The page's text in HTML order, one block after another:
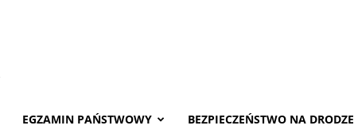
EGZAMIN PAŃSTWOWY BEZPIECZEŃSTWO NA DRODZE